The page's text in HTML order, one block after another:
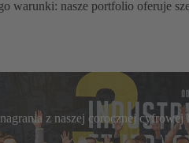
warunki: nasze portfolio oferuje
z naszej corocznej